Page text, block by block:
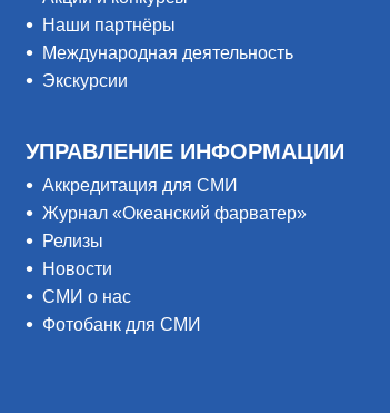
Наши партнёры
Международная деятельность
Экскурсии
УПРАВЛЕНИЕ ИНФОРМАЦИИ
Аккредитация для СМИ
Журнал «Океанский фарватер»
Релизы
Новости
СМИ о нас
Фотобанк для СМИ